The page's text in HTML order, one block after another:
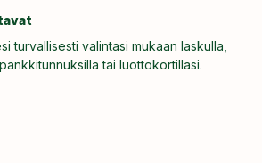
turvallisesti valintasi mukaan laskulla,
tai luottokortillasi.